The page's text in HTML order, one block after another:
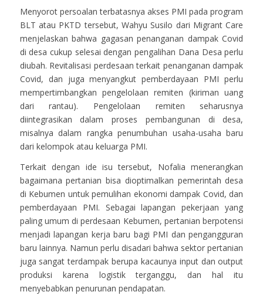
Menyorot persoalan terbatasnya akses PMI pada program
BLT atau PKTD tersebut, Wahyu Susilo dari Migrant Care
menjelaskan bahwa gagasan penanganan dampak Covid
di desa cukup selesai dengan pengalihan Dana Desa perlu
diubah. Revitalisasi perdesaan terkait penanganan dampak
Covid, dan juga menyangkut pemberdayaan PMI perlu
mempertimbangkan pengelolaan remiten (kiriman uang
dari rantau). Pengelolaan remiten seharusnya
diintegrasikan dalam proses pembangunan di desa,
misalnya dalam rangka penumbuhan usaha-usaha baru
dari kelompok atau keluarga PMI.
Terkait dengan ide isu tersebut, Nofalia menerangkan
bagaimana pertanian bisa dioptimalkan pemerintah desa
di Kebumen untuk pemulihan ekonomi dampak Covid, dan
pemberdayaan PMI. Sebagai lapangan pekerjaan yang
paling umum di perdesaan Kebumen, pertanian berpotensi
menjadi lapangan kerja baru bagi PMI dan pengangguran
baru lainnya. Namun perlu disadari bahwa sektor pertanian
juga sangat terdampak berupa kacaunya input dan output
produksi karena logistik terganggu, dan hal itu
menyebabkan penurunan pendapatan.